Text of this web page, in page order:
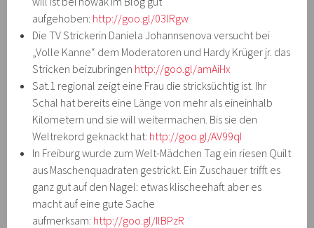
aufgehoben: http://goo.gl/03lRgw
Die TV Strickerin Daniela Johannsenova versucht bei
„Volle Kanne“ dem Moderatoren und Hardy Krüger jr. das
Stricken beizubringen http://goo.gl/amAiHx
Sat.1 regional zeigt eine Frau die stricksüchtig ist. Ihr
Schal hat bereits eine Länge von mehr als eineinhalb
Kilometern und sie will weitermachen. Bis sie den
Weltrekord geknackt hat: http://goo.gl/AV99qI
In Freiburg wurde zum Welt-Mädchen Tag ein riesen Quilt
aus Maschenquadraten gestrickt. Ein Zuschauer trifft es
ganz gut auf den Nagel: etwas klischeehaft aber es
macht auf eine gute Sache
aufmerksam: http://goo.gl/IlBPzR